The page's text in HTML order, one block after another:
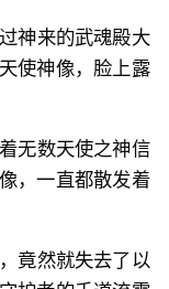
神来的武魂殿大
使神像，脸上露
无数天使之神信
，一直都散发着
竟然就失去了以